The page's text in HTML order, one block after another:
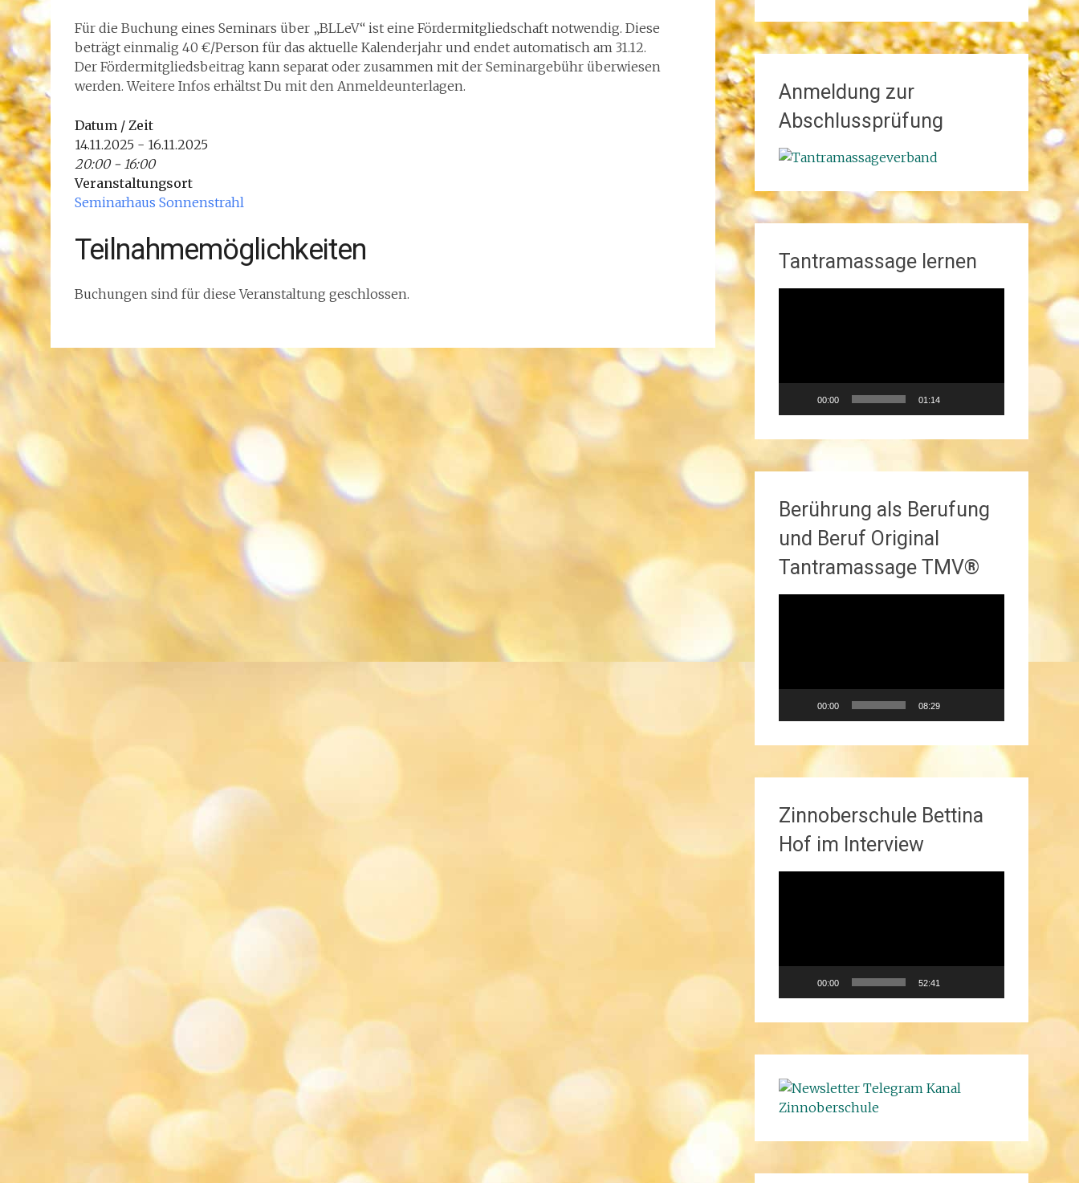
Für die Buchung eines Seminars über „BLLeV“ ist eine Fördermitgliedschaft notwendig. Diese
beträgt einmalig 40 €/Person für das aktuelle Kalenderjahr und endet automatisch am 31.12.
Der Fördermitgliedsbeitrag kann separat oder zusammen mit der Seminargebühr überwiesen
werden. Weitere Infos erhältst Du mit den Anmeldeunterlagen.
Datum / Zeit
14.11.2025 - 16.11.2025
20:00 - 16:00
Veranstaltungsort
Seminarhaus Sonnenstrahl
Teilnahmemöglichkeiten
Buchungen sind für diese Veranstaltung geschlossen.
Anmeldung zur
Abschlussprüfung
Tantramassage lernen
00:00 01:14
Berührung als Berufung
und Beruf Original
Tantramassage TMV®
00:00 08:29
Zinnoberschule Bettina
Hof im Interview
00:00 52:41